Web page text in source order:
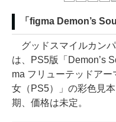
「figma Demon’s
グッドスマイルカン
は、PS5版「Demon’s
ma フリューテッドア
女（PS5）」の彩色見
期、価格は未定。